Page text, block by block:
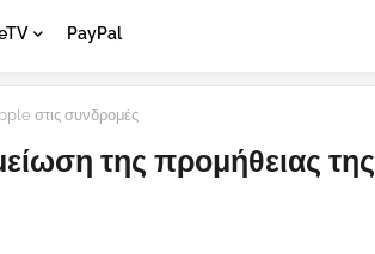
PayPal
στις συνδρομές
της προμήθειας της